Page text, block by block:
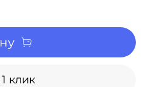
клик